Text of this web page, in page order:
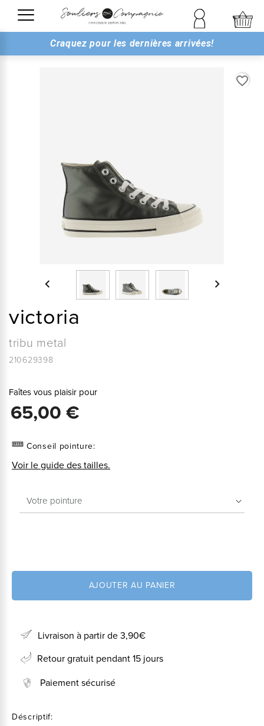
Craquez pour les dernières arrivées!
favorite_border
 
victoria
tribu metal
210629398
Faîtes vous plaisir pour
65,00 €
Conseil pointure:
Voir le guide des tailles.
AJOUTER AU PANIER
Livraison à partir de 3,90€
Retour gratuit pendant 15 jours
Paiement sécurisé
Déscriptif: